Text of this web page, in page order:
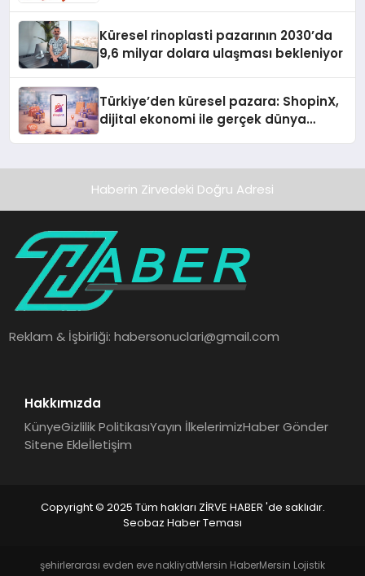
Küresel rinoplasti pazarının 2030’da
9,6 milyar dolara ulaşması bekleniyor
Türkiye’den küresel pazara: ShopinX,
dijital ekonomi ile gerçek dünya
Haberin Zirvedeki Doğru Adresi
Reklam & İşbirliği:habersonuclari@gmail.com
Hakkımızda
KünyeGizlilik PolitikasıYayın İlkelerimizHaber Gönder
Sitene Ekleİletişim
Copyright © 2025 Tüm hakları ZİRVE HABER 'de saklıdır.
Seobaz Haber Teması
şehirlerarası evden eve nakliyatMersin HaberMersin Lojistik